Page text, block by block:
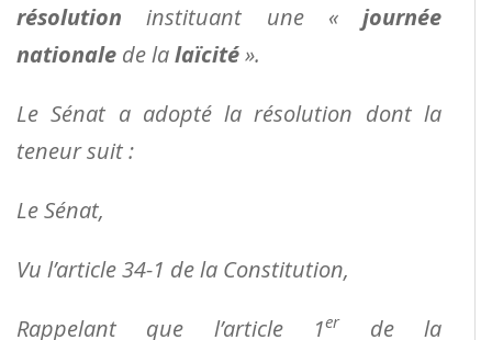
résolution
instituant une « journée
nationale de lalaïcité».
Le Sénat a adopté la résolution dont la
teneur suit :
Le Sénat,
Vu l’article 34-1 de la Constitution,
Rappelant que l’article 1erde la